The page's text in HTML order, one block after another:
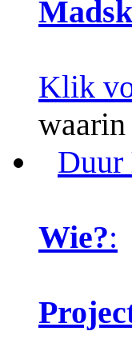
Klik
Duur
Wie?: